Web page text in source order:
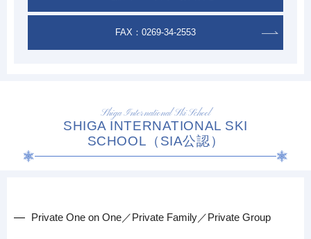
FAX：0269-34-2553
Shiga International Ski School
SHIGA INTERNATIONAL SKI
SCHOOL（SIA公認）
Private One on One／Private Family／Private Group